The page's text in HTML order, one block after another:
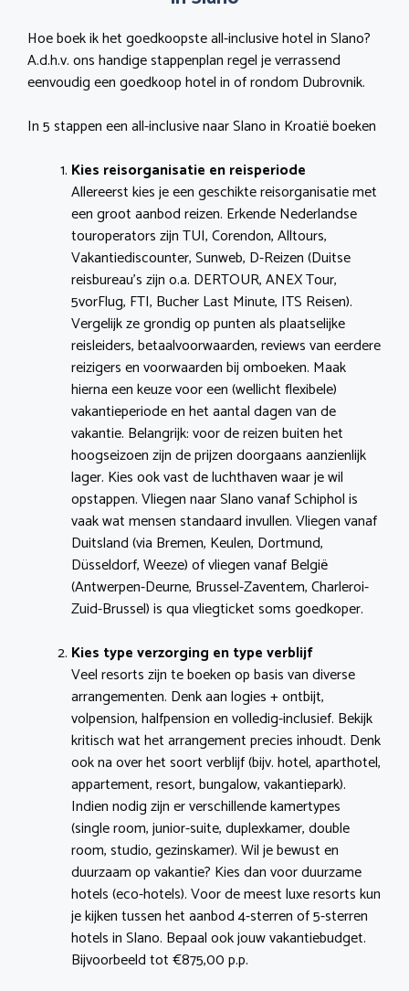
Hoe boek ik het goedkoopste all-inclusive hotel in Slano?
A.d.h.v. ons handige stappenplan regel je verrassend
eenvoudig een goedkoop hotel in of rondom Dubrovnik.
In 5 stappen een all-inclusive naar Slano in Kroatië boeken
Kies reisorganisatie en reisperiode
Allereerst kies je een geschikte reisorganisatie met
een groot aanbod reizen. Erkende Nederlandse
touroperators zijn TUI, Corendon, Alltours,
Vakantiediscounter, Sunweb, D-Reizen (Duitse
reisbureau’s zijn o.a. DERTOUR, ANEX Tour,
5vorFlug, FTI, Bucher Last Minute, ITS Reisen).
Vergelijk ze grondig op punten als plaatselijke
reisleiders, betaalvoorwaarden, reviews van eerdere
reizigers en voorwaarden bij omboeken. Maak
hierna een keuze voor een (wellicht flexibele)
vakantieperiode en het aantal dagen van de
vakantie. Belangrijk: voor de reizen buiten het
hoogseizoen zijn de prijzen doorgaans aanzienlijk
lager. Kies ook vast de luchthaven waar je wil
opstappen. Vliegen naar Slano vanaf Schiphol is
vaak wat mensen standaard invullen. Vliegen vanaf
Duitsland (via Bremen, Keulen, Dortmund,
Düsseldorf, Weeze) of vliegen vanaf België
(Antwerpen-Deurne, Brussel-Zaventem, Charleroi-
Zuid-Brussel) is qua vliegticket soms goedkoper.
Kies type verzorging en type verblijf
Veel resorts zijn te boeken op basis van diverse
arrangementen. Denk aan logies + ontbijt,
volpension, halfpension en volledig-inclusief. Bekijk
kritisch wat het arrangement precies inhoudt. Denk
ook na over het soort verblijf (bijv. hotel, aparthotel,
appartement, resort, bungalow, vakantiepark).
Indien nodig zijn er verschillende kamertypes
(single room, junior-suite, duplexkamer, double
room, studio, gezinskamer). Wil je bewust en
duurzaam op vakantie? Kies dan voor duurzame
hotels (eco-hotels). Voor de meest luxe resorts kun
je kijken tussen het aanbod 4-sterren of 5-sterren
hotels in Slano. Bepaal ook jouw vakantiebudget.
Bijvoorbeeld tot €875,00 p.p.